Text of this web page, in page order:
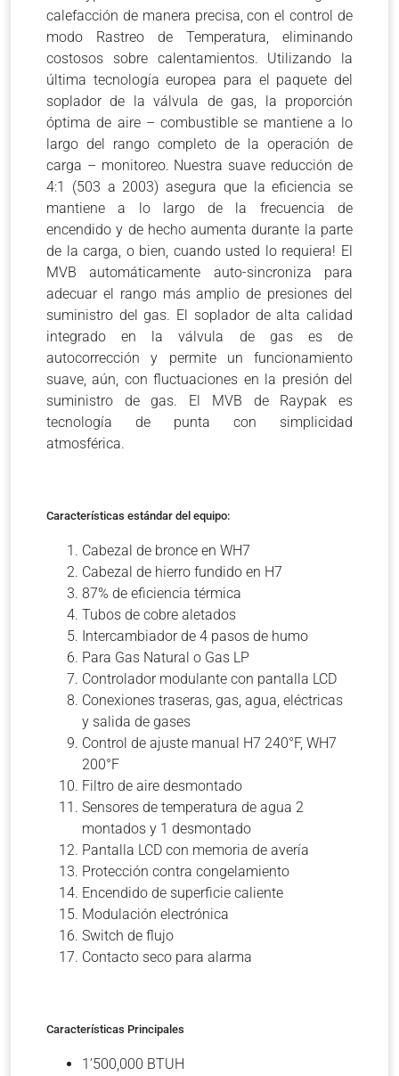
calefacción de manera precisa, con el control de
modo Rastreo de Temperatura, eliminando
costosos sobre calentamientos. Utilizando la
última tecnología europea para el paquete del
soplador de la válvula de gas, la proporción
óptima de aire – combustible se mantiene a lo
largo del rango completo de la operación de
carga – monitoreo. Nuestra suave reducción de
4:1 (503 a 2003) asegura que la eficiencia se
mantiene a lo largo de la frecuencia de
encendido y de hecho aumenta durante la parte
de la carga, o bien, cuando usted lo requiera! El
MVB automáticamente auto-sincroniza para
adecuar el rango más amplio de presiones del
suministro del gas. El soplador de alta calidad
integrado en la válvula de gas es de
autocorrección y permite un funcionamiento
suave, aún, con fluctuaciones en la presión del
suministro de gas. El MVB de Raypak es
tecnología de punta con simplicidad
atmosférica.
Características estándar del equipo:
Cabezal de bronce en WH7
Cabezal de hierro fundido en H7
87% de eficiencia térmica
Tubos de cobre aletados
Intercambiador de 4 pasos de humo
Para Gas Natural o Gas LP
Controlador modulante con pantalla LCD
Conexiones traseras, gas, agua, eléctricas
y salida de gases
Control de ajuste manual H7 240°F, WH7
200°F
Filtro de aire desmontado
Sensores de temperatura de agua 2
montados y 1 desmontado
Pantalla LCD con memoria de avería
Protección contra congelamiento
Encendido de superficie caliente
Modulación electrónica
Switch de flujo
Contacto seco para alarma
Características Principales
1’500,000 BTUH